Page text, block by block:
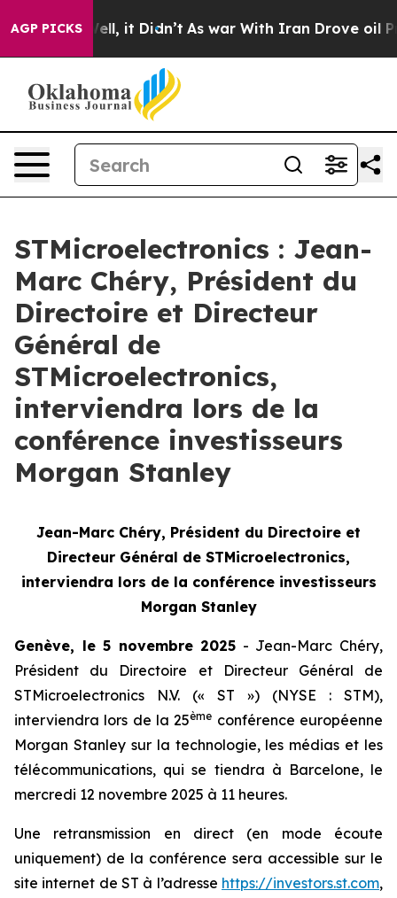
AGP PICKS
40%. Well, it Didn’t As war With Iran Drove oil
STMicroelectronics : Jean-
Marc Chéry, Président du
Directoire et Directeur
Général de
STMicroelectronics,
interviendra lors de la
conférence investisseurs
Morgan Stanley
Jean-Marc Chéry, Président du Directoire et
Directeur Général de STMicroelectronics,
interviendra lors de la conférence investisseurs
Morgan Stanley
Genève, le 5 novembre 2025 - Jean-Marc Chéry,
Président du Directoire et Directeur Général de
STMicroelectronics N.V. (« ST ») (NYSE : STM),
interviendra lors de la 25ème conférence européenne
Morgan Stanley sur la technologie, les médias et les
télécommunications, qui se tiendra à Barcelone, le
mercredi 12 novembre 2025 à 11 heures.
Une retransmission en direct (en mode écoute
uniquement) de la conférence sera accessible sur le
site internet de ST à l’adresse https://investors.st.com,